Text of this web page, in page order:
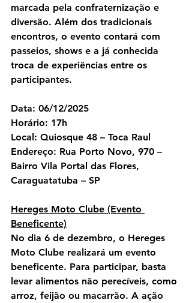
marcada pela confraternização e
diversão. Além dos tradicionais
encontros, o evento contará com
passeios, shows e a já conhecida
troca de experiências entre os
participantes.
Data: 06/12/2025
Horário: 17h
Local: Quiosque 48 – Toca Raul
Endereço: Rua Porto Novo, 970 –
Bairro Vila Portal das Flores,
Caraguatatuba – SP
Hereges Moto Clube (Evento
Beneficente)
No dia 6 de dezembro, o Hereges
Moto Clube realizará um evento
beneficente. Para participar, basta
levar alimentos não perecíveis, como
arroz, feijão ou macarrão. A ação